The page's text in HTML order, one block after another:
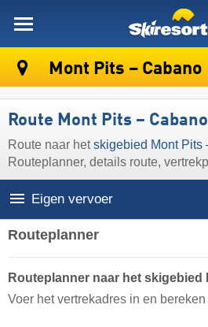
Mont Pits – Cabano
Route Mont Pits – Cabano
Route naar hetskigebied Mont Pits
Routeplanner, details route,
Eigen vervoer
Routeplanner
Routeplanner naar het skigebied
Voer het vertrekadres in en bereken